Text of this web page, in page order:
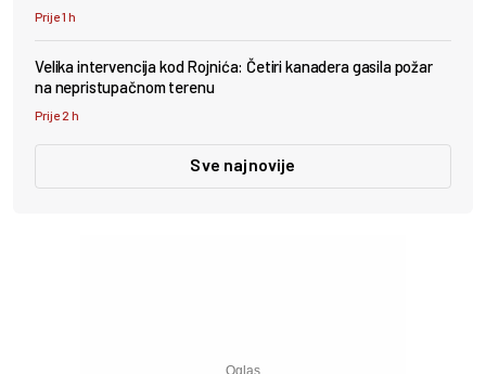
Prije 1 h
Velika intervencija kod Rojnića: Četiri kanadera gasila požar
na nepristupačnom terenu
Prije 2 h
Sve najnovije